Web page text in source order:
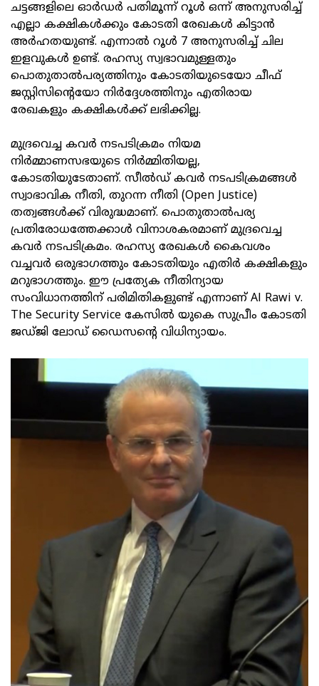
ചട്ടങ്ങളിലെ ഓര്‍ഡര്‍ പതിമൂന്ന് റൂള്‍ ഒന്ന് അനുസരിച്ച്
എല്ലാ കക്ഷികള്‍ക്കും കോടതി രേഖകള്‍ കിട്ടാന്‍
അര്‍ഹതയുണ്ട്. എന്നാല്‍ റൂള്‍ 7 അനുസരിച്ച് ചില
ഇളവുകള്‍ ഉണ്ട്. രഹസ്യ സ്വഭാവമുള്ളതും
പൊതുതാല്‍പര്യത്തിനും കോടതിയുടെയോ ചീഫ്
ജസ്റ്റിസിന്റെയോ നിര്‍ദ്ദേശത്തിനും എതിരായ
രേഖകളും കക്ഷികള്‍ക്ക് ലഭിക്കില്ല.
മുദ്രവെച്ച കവര്‍ നടപടിക്രമം നിയമ
നിര്‍മ്മാണസഭയുടെ നിര്‍മ്മിതിയല്ല,
കോടതിയുടേതാണ്. സീല്‍ഡ് കവര്‍ നടപടിക്രമങ്ങള്‍
സ്വാഭാവിക നീതി, തുറന്ന നീതി (Open Justice)
തത്വങ്ങള്‍ക്ക് വിരുദ്ധമാണ്. പൊതുതാല്‍പര്യ
പ്രതിരോധത്തേക്കാള്‍ വിനാശകരമാണ് മുദ്രവെച്ച
കവര്‍ നടപടിക്രമം. രഹസ്യ രേഖകള്‍ കൈവശം
വച്ചവര്‍ ഒരുഭാഗത്തും കോടതിയും എതിര്‍ കക്ഷികളും
മറുഭാഗത്തും. ഈ പ്രത്യേക നീതിന്യായ
സംവിധാനത്തിന് പരിമിതികളുണ്ട് എന്നാണ് Al Rawi v.
The Security Service കേസില്‍ യുകെ സുപ്രീം കോടതി
ജഡ്ജി ലോഡ് ഡൈസന്റെ വിധിന്യായം.